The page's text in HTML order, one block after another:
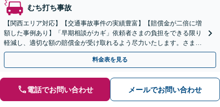
むち打ち事故
【関西エリア対応】【交通事故事件の実績豊富】【賠償金が二倍に増
額した事例あり】「早期相談がカギ」依頼者さまの負担をできる限り
軽減し、適切な額の賠償金が受け取れるよう尽力いたします。さまざ
まな角度から示談の提案をおこない、利益の最大化を目指す
料金表を見る
電話でお問い合わせ メールでお問い合わせ